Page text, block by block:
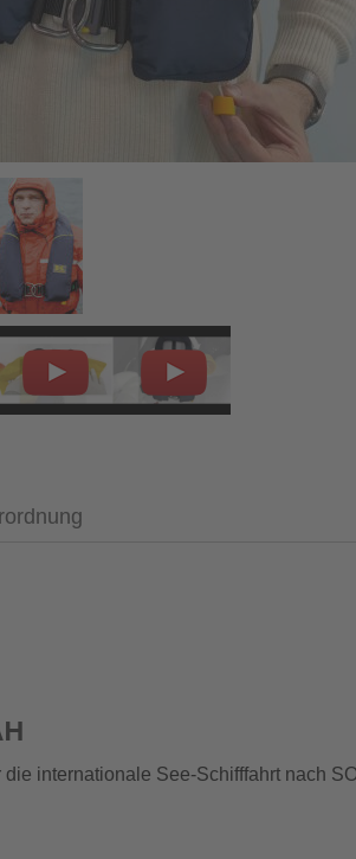
die internationale See-Schifffahrt nach